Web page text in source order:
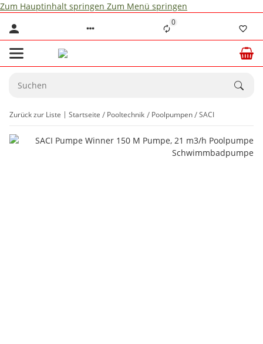
Zum Hauptinhalt springen Zum Menü springen
0
Zurück zur Liste Startseite Pooltechnik Poolpumpen SACI